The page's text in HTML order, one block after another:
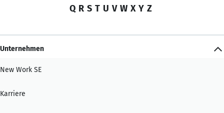
Q R S T U V W X Y Z
Unternehmen
New Work SE
Karriere